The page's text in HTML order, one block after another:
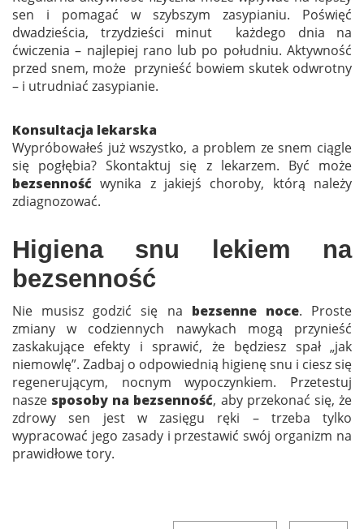
sen i pomagać w szybszym zasypianiu. Poświęć
dwadzieścia, trzydzieści minut każdego dnia na
ćwiczenia – najlepiej rano lub po południu. Aktywność
przed snem, może przynieść bowiem skutek odwrotny
– i utrudniać zasypianie.
Konsultacja lekarska
Wypróbowałeś już wszystko, a problem ze snem ciągle
się pogłębia? Skontaktuj się z lekarzem. Być może
bezsenność wynika z jakiejś choroby, którą należy
zdiagnozować.
Higiena snu lekiem na
bezsenność
Nie musisz godzić się na bezsenne noce. Proste
zmiany w codziennych nawykach mogą przynieść
zaskakujące efekty i sprawić, że będziesz spał „jak
niemowlę”. Zadbaj o odpowiednią higienę snu i ciesz się
regenerującym, nocnym wypoczynkiem. Przetestuj
nasze sposoby na bezsenność, aby przekonać się, że
zdrowy sen jest w zasięgu ręki – trzeba tylko
wypracować jego zasady i przestawić swój organizm na
prawidłowe tory.